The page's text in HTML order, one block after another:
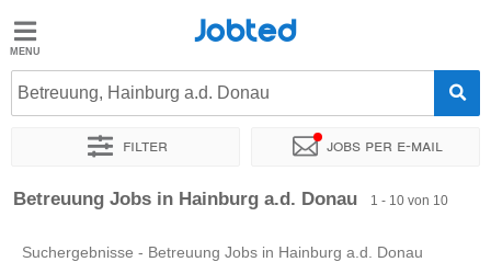
Jobted
Jobs
Jobted
Betreuung, Hainburg a.d. Donau
Filter Jobs per e-mail
Sortieren nach Genauer Standort Zeitintensität
Betreuung Jobs in Hainburg a.d. Donau 1 - 10 von 10
Suchergebnisse - Betreuung Jobs in Hainburg a.d. Donau